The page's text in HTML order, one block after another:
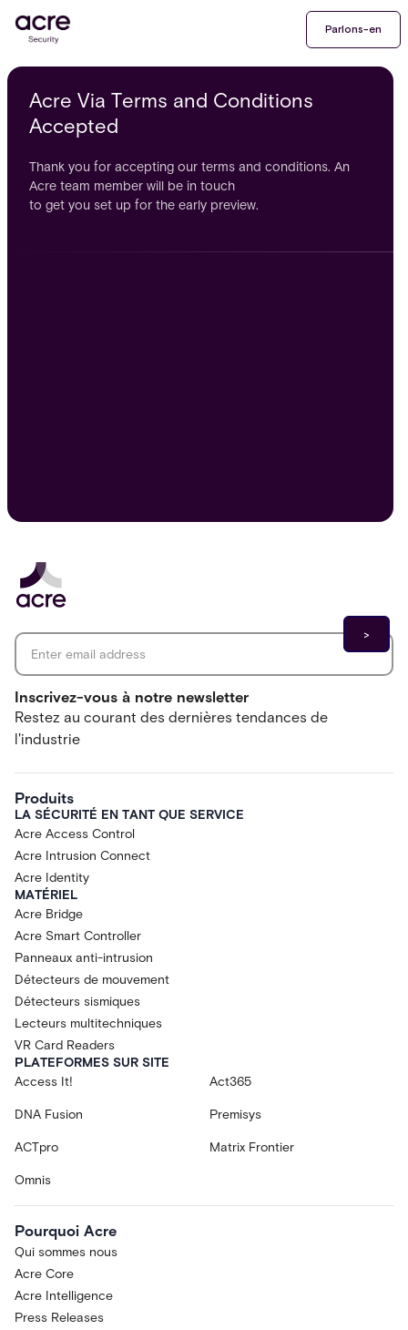
Parlons-en
Acre Via Terms and Conditions
Accepted
Thank you for accepting our terms and conditions. An
Acre team member will be in touch
to get you set up for the early preview.
Inscrivez-vous à notre newsletter
Restez au courant des dernières tendances de
l'industrie
Produits
LA SÉCURITÉ EN TANT QUE SERVICE
Acre Access Control
Acre Intrusion Connect
Acre Identity
MATÉRIEL
Acre Bridge
Acre Smart Controller
Panneaux anti-intrusion
Détecteurs de mouvement
Détecteurs sismiques
Lecteurs multitechniques
VR Card Readers
PLATEFORMES SUR SITE
Access It!
Act365
DNA Fusion Premisys
ACTpro Matrix Frontier
Omnis
Pourquoi Acre
Qui sommes nous
Acre Core
Acre Intelligence
Press Releases